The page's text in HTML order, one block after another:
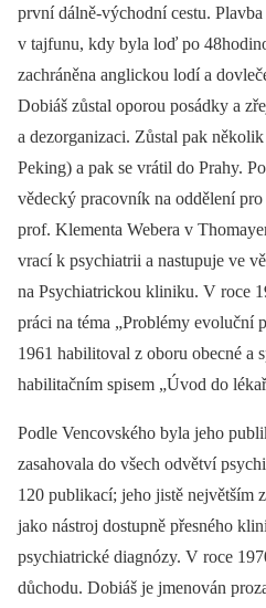
první dálně-východní cestu.
v tajfunu, kdy byla loď po
zachráněna anglickou lodí a
Dobiáš zůstal oporou posádky a
a dezorganizaci. Zůstal pak
Peking) a pak se vrátil do Prahy.
vědecký pracovník na oddělení
prof. Klementa Webera v
vrací k psychiatrii a nastupuje ve
na Psychiatrickou kliniku. V roce
práci na téma „Problémy evoluční
1961 habilitoval z oboru obecné a
habilitačním spisem „Úvod do
Podle Vencovského byla jeho
zasahovala do všech odvětví
120 publikací; jeho jistě největším
jako nástroj dostupně přesného
psychiatrické diagnózy. V roce
důchodu. Dobiáš je jmenován